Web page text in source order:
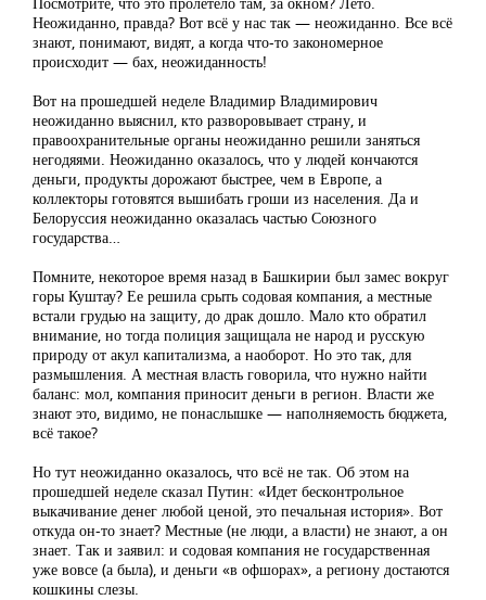
Неожиданно, правда? Вот всё у нас так — неожиданно. Все всё
знают, понимают, видят, а когда что-то закономерное
происходит — бах, неожиданность!
Вот на прошедшей неделе Владимир Владимирович
неожиданно выяснил, кто разворовывает страну, и
правоохранительные органы неожиданно решили заняться
негодяями. Неожиданно оказалось, что у людей кончаются
деньги, продукты дорожают быстрее, чем в Европе, а
коллекторы готовятся вышибать гроши из населения. Да и
Белоруссия неожиданно оказалась частью Союзного
государства…
Помните, некоторое время назад в Башкирии был замес вокруг
горы Куштау? Ее решила срыть содовая компания, а местные
встали грудью на защиту, до драк дошло. Мало кто обратил
внимание, но тогда полиция защищала не народ и русскую
природу от акул капитализма, а наоборот. Но это так, для
размышления. А местная власть говорила, что нужно найти
баланс: мол, компания приносит деньги в регион. Власти же
знают это, видимо, не понаслышке — наполняемость бюджета,
всё такое?
Но тут неожиданно оказалось, что всё не так. Об этом на
прошедшей неделе сказал Путин: «Идет бесконтрольное
выкачивание денег любой ценой, это печальная история». Вот
откуда он-то знает? Местные (не люди, а власти) не знают, а он
знает. Так и заявил: и содовая компания не государственная
уже вовсе (а была), и деньги «в офшорах», а региону достаются
кошкины слезы.